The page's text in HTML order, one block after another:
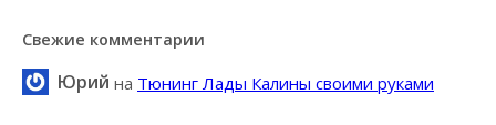
Свежие комментарии
Юрий на Тюнинг Лады Калины своими руками